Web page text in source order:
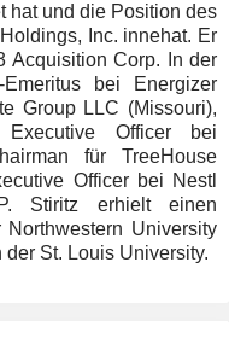
hat und die Position des
Inc. innehat. Er
Acquisition Corp. In der
bei Energizer
Group LLC (Missouri),
Officer bei
für TreeHouse
Officer bei Nestl
Stiritz erhielt einen
University
St. Louis University.